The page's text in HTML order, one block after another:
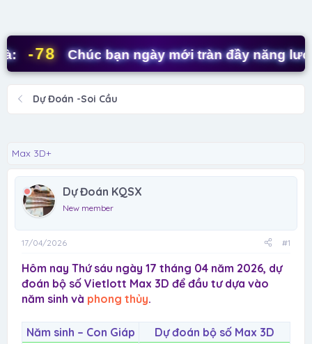
s
t
a
r
t
i
-78 Chúc bạn ngày mới tràn đầy năng lượng!
Dự Đoán -Soi Cầu
Max 3D+
Dự Đoán KQSX
New member
17/04/2026 #1
Hôm nay Thứ sáu ngày 17 tháng 04 năm 2026, dự
đoán bộ số Vietlott Max 3D để đầu tư dựa vào
năm sinh và phong thủy.
Năm sinh – Con Giáp
Dự đoán bộ số Max 3D